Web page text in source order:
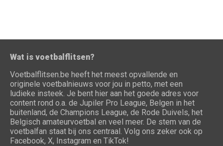
Wat is voetbalflitsen?
Voetbalflitsen.be heeft het meest opvallende en
originele voetbalnieuws voor jou in petto, met een
ludieke insteek. Je bent hier aan het goede adres voor
content rond o.a. de Jupiler Pro League, Belgen in het
buitenland, de Champions League, de Rode Duivels, het
Belgisch amateurvoetbal en veel meer. De stem van de
voetbalfan staat bij ons centraal. Volg ons zeker ook op
Facebook, X, Instagram en TikTok!